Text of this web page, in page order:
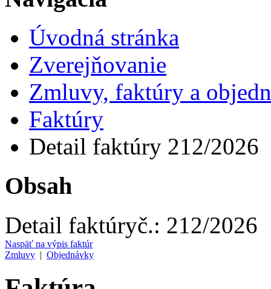
Úvodná stránka
Zverejňovanie
Zmluvy, faktúry a
Faktúry
Detail faktúry 212/2026
Obsah
Detail faktúryč.: 212/2026
Naspäť na výpis faktúr
Zmluvy | Objednávky